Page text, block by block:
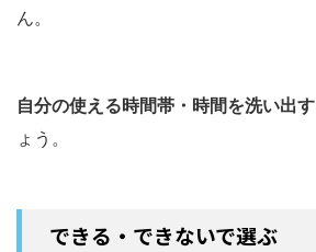
ん。
自分の使える時間帯・時間を洗い出す
ょう。
できる・できないで選ぶ